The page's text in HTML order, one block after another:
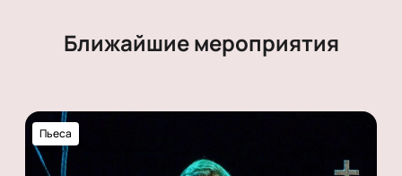
Ближайшие мероприятия
Пьеса